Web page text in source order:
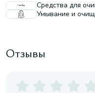
Средства для
Умывание и
Отзывы